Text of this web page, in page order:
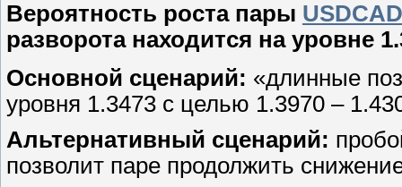
Вероятность роста пары USDCAD
разворота находится на уровне
Основной сценарий: «длинные
уровня 1.3473 с целью 1.3970 –
Альтернативный сценарий:
позволит паре продолжить